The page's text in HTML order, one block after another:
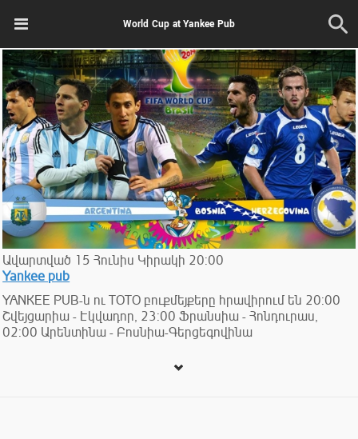
World Cup at Yankee Pub
Ավարտված 15 Հունիս Կիրակի 20:00
Yankee pub
YANKEE PUB-ն ու TOTO բուքմեյքերը հրավիրում են 20:00
Շվեյցարիա - Էկվադոր, 23:00 Ֆրանսիա - Հոնդուրաս,
02:00 Արենտինա - Բոսնիա-Գերցեգովինա